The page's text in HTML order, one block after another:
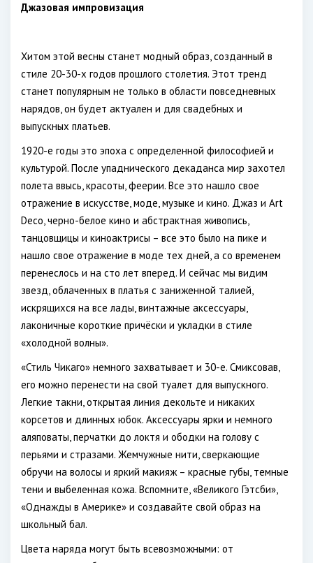
Джазовая импровизация
Хитом этой весны станет модный образ, созданный в
стиле 20-30-х годов прошлого столетия. Этот тренд
станет популярным не только в области повседневных
нарядов, он будет актуален и для свадебных и
выпускных платьев.
1920-е годы это эпоха с определенной философией и
культурой. После упаднического декаданса мир захотел
полета ввысь, красоты, феерии. Все это нашло свое
отражение в искусстве, моде, музыке и кино. Джаз и Art
Deco, черно-белое кино и абстрактная живопись,
танцовщицы и киноактрисы – все это было на пике и
нашло свое отражение в моде тех дней, а со временем
перенеслось и на сто лет вперед. И сейчас мы видим
звезд, облаченных в платья с заниженной талией,
искрящихся на все лады, винтажные аксессуары,
лаконичные короткие причёски и укладки в стиле
«холодной волны».
«Стиль Чикаго» немного захватывает и 30-е. Смиксовав,
его можно перенести на свой туалет для выпускного.
Легкие такни, открытая линия декольте и никаких
корсетов и длинных юбок. Аксессуары ярки и немного
аляповаты, перчатки до локтя и ободки на голову с
перьями и стразами. Жемчужные нити, сверкающие
обручи на волосы и яркий макияж – красные губы, темные
тени и выбеленная кожа. Вспомните, «Великого Гэтсби»,
«Однажды в Америке» и создавайте свой образ на
школьный бал.
Цвета наряда могут быть всевозможными: от